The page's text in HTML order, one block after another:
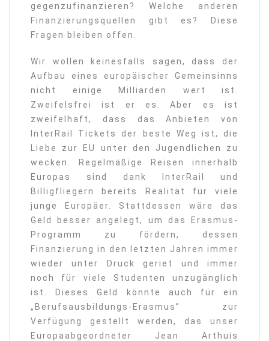
gegenzufinanzieren? Welche anderen
Finanzierungsquellen gibt es? Diese
Fragen bleiben offen.
Wir wollen keinesfalls sagen, dass der
Aufbau eines europäischer Gemeinsinns
nicht einige Milliarden wert ist.
Zweifelsfrei ist er es. Aber es ist
zweifelhaft, dass das Anbieten von
InterRail Tickets der beste Weg ist, die
Liebe zur EU unter den Jugendlichen zu
wecken. Regelmäßige Reisen innerhalb
Europas sind dank InterRail und
Billigfliegern bereits Realität für viele
junge Europäer. Stattdessen wäre das
Geld besser angelegt, um das Erasmus-
Programm zu fördern, dessen
Finanzierung in den letzten Jahren immer
wieder unter Druck geriet und immer
noch für viele Studenten unzugänglich
ist. Dieses Geld könnte auch für ein
„Berufsausbildungs-Erasmus” zur
Verfügung gestellt werden, das unser
Europaabgeordneter Jean Arthuis